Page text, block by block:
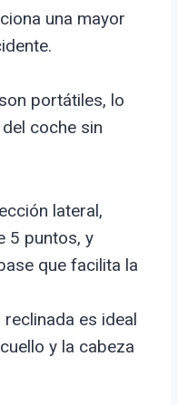
una mayor
portátiles, lo
coche sin
lateral,
5 puntos, y
que facilita la
es ideal
y la cabeza